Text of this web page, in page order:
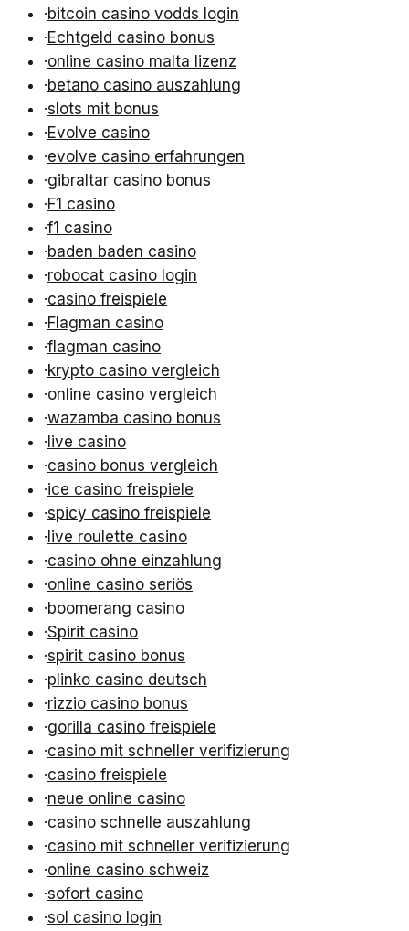
·bitcoin casino vodds login
·Echtgeld casino bonus
·online casino malta lizenz
·betano casino auszahlung
·slots mit bonus
·Evolve casino
·evolve casino erfahrungen
·gibraltar casino bonus
·F1 casino
·f1 casino
·baden baden casino
·robocat casino login
·casino freispiele
·Flagman casino
·flagman casino
·krypto casino vergleich
·online casino vergleich
·wazamba casino bonus
·live casino
·casino bonus vergleich
·ice casino freispiele
·spicy casino freispiele
·live roulette casino
·casino ohne einzahlung
·online casino seriös
·boomerang casino
·Spirit casino
·spirit casino bonus
·plinko casino deutsch
·rizzio casino bonus
·gorilla casino freispiele
·casino mit schneller verifizierung
·casino freispiele
·neue online casino
·casino schnelle auszahlung
·casino mit schneller verifizierung
·online casino schweiz
·sofort casino
·sol casino login